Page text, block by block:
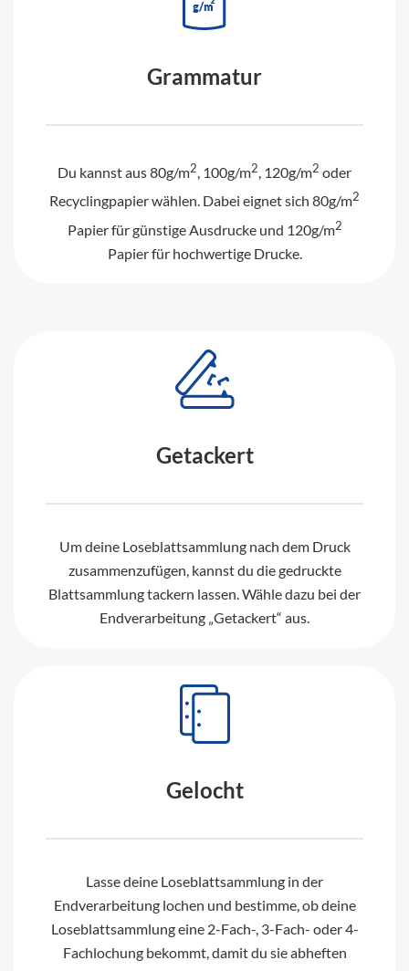
Grammatur
Du kannst aus 80g/m2, 100g/m2, 120g/m2 oder
Recyclingpapier wählen. Dabei eignet sich 80g/m2
Papier für günstige Ausdrucke und 120g/m2
Papier für hochwertige Drucke.
Getackert
Um deine Loseblattsammlung nach dem Druck
zusammenzufügen, kannst du die gedruckte
Blattsammlung tackern lassen. Wähle dazu bei der
Endverarbeitung „Getackert“ aus.
Gelocht
Lasse deine Loseblattsammlung in der
Endverarbeitung lochen und bestimme, ob deine
Loseblattsammlung eine 2-Fach-, 3-Fach- oder 4-
Fachlochung bekommt, damit du sie abheften